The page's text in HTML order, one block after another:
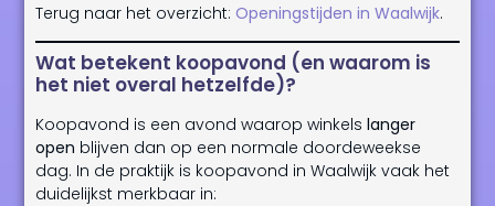
Terug naar het overzicht: Openingstijden in Waalwijk.
Wat betekent koopavond (en waarom is
het niet overal hetzelfde)?
Koopavond is een avond waarop winkelslanger
open blijven dan op een normale doordeweekse
dag. In de praktijk is koopavond in Waalwijk vaak het
duidelijkst merkbaar in: